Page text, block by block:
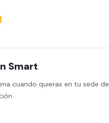
Smart
cuando quieras en tu sede de